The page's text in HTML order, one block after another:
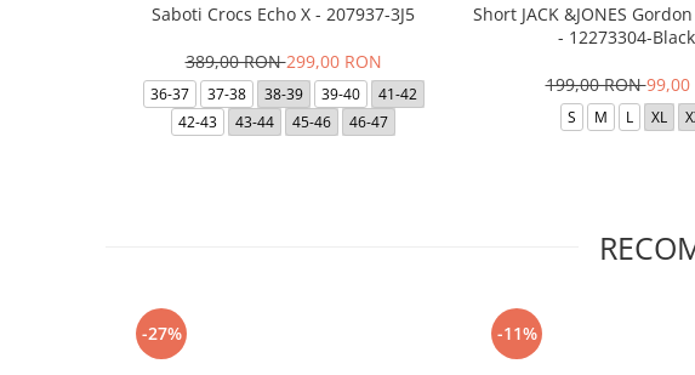
Saboti Crocs Echo X - 207937-3J5
389,00 RON299,00 RON
36-37 37-38 38-39 39-40
41-42
42-43
43-44 45-46 46-47
Short JACK &JONES
- 12273304-
199,00 RON99,00
S M L XL
-27% -11%